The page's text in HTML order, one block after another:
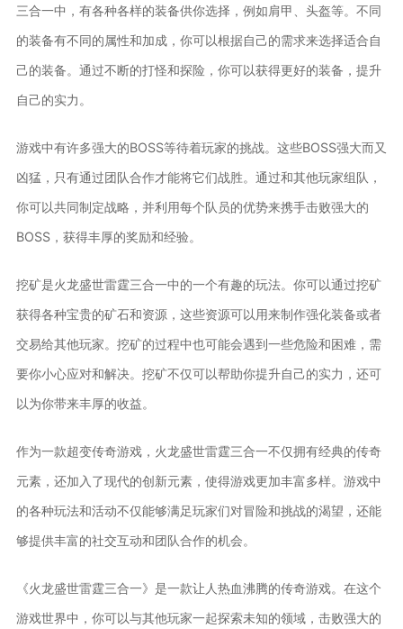
三合一中，有各种各样的装备供你选择，例如肩甲、头盔等。不同
的装备有不同的属性和加成，你可以根据自己的需求来选择适合自
己的装备。通过不断的打怪和探险，你可以获得更好的装备，提升
自己的实力。
游戏中有许多强大的BOSS等待着玩家的挑战。这些BOSS强大而又
凶猛，只有通过团队合作才能将它们战胜。通过和其他玩家组队，
你可以共同制定战略，并利用每个队员的优势来携手击败强大的
BOSS，获得丰厚的奖励和经验。
挖矿是火龙盛世雷霆三合一中的一个有趣的玩法。你可以通过挖矿
获得各种宝贵的矿石和资源，这些资源可以用来制作强化装备或者
交易给其他玩家。挖矿的过程中也可能会遇到一些危险和困难，需
要你小心应对和解决。挖矿不仅可以帮助你提升自己的实力，还可
以为你带来丰厚的收益。
作为一款超变传奇游戏，火龙盛世雷霆三合一不仅拥有经典的传奇
元素，还加入了现代的创新元素，使得游戏更加丰富多样。游戏中
的各种玩法和活动不仅能够满足玩家们对冒险和挑战的渴望，还能
够提供丰富的社交互动和团队合作的机会。
《火龙盛世雷霆三合一》是一款让人热血沸腾的传奇游戏。在这个
游戏世界中，你可以与其他玩家一起探索未知的领域，击败强大的